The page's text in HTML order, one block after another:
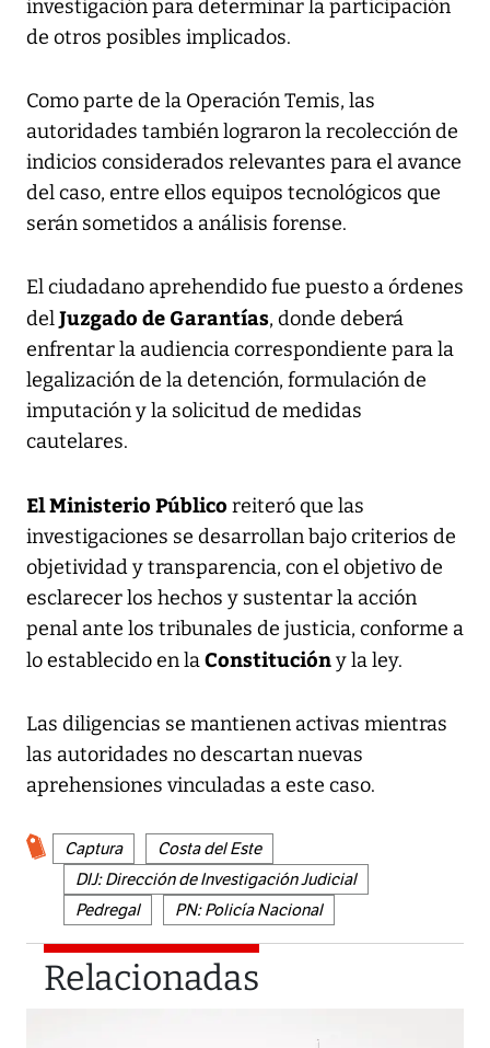
investigación para determinar la participación
de otros posibles implicados.
Como parte de la Operación Temis, las
autoridades también lograron la recolección de
indicios considerados relevantes para el avance
del caso, entre ellos equipos tecnológicos que
serán sometidos a análisis forense.
El ciudadano aprehendido fue puesto a órdenes
delJuzgado de Garantías, donde deberá
enfrentar la audiencia correspondiente para la
legalización de la detención, formulación de
imputación y la solicitud de medidas
cautelares.
El Ministerio Público reiteró que las
investigaciones se desarrollan bajo criterios de
objetividad y transparencia, con el objetivo de
esclarecer los hechos y sustentar la acción
penal ante los tribunales de justicia, conforme a
lo establecido en laConstitucióny la ley.
Las diligencias se mantienen activas mientras
las autoridades no descartan nuevas
aprehensiones vinculadas a este caso.
Captura
Costa del Este
DIJ: Dirección de Investigación Judicial
Pedregal
PN: Policía Nacional
Relacionadas